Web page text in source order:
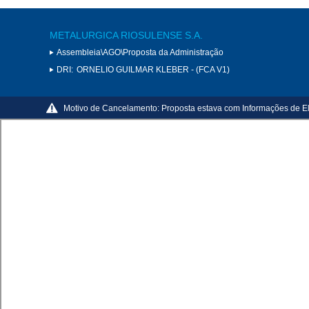
METALURGICA RIOSULENSE S.A.
Assembleia\AGO\Proposta da Administração
DRI: ORNELIO GUILMAR KLEBER - (FCA V1)
Motivo de Cancelamento: Proposta estava com Informações de